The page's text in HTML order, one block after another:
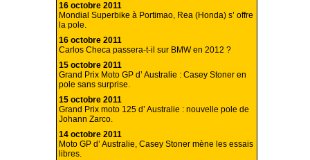
16 octobre 2011
Mondial Superbike à Portimao, Rea (Honda) s’ offre
la pole.
16 octobre 2011
Carlos Checa passera-t-il sur BMW en 2012 ?
15 octobre 2011
Grand Prix Moto GP d’ Australie : Casey Stoner en
pole sans surprise.
15 octobre 2011
Grand Prix moto 125 d’ Australie : nouvelle pole de
Johann Zarco.
14 octobre 2011
Moto GP d’ Australie, Casey Stoner mène les essais
libres.